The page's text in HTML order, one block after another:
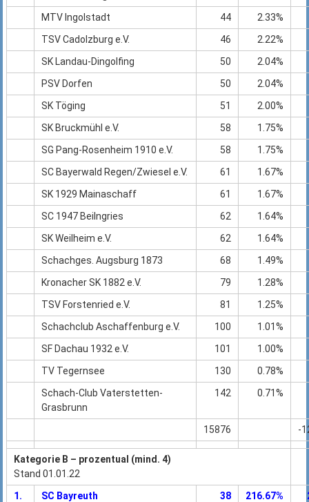
MTV Ingolstadt
44
2.33%
TSV Cadolzburg e.V.
46
2.22%
SK Landau-Dingolfing
50
2.04%
PSV Dorfen
50
2.04%
SK Töging
51
2.00%
SK Bruckmühl e.V.
58
1.75%
SG Pang-Rosenheim 1910 e.V.
58
1.75%
SC Bayerwald Regen/Zwiesel e.V.
61
1.67%
SK 1929 Mainaschaff
61
1.67%
SC 1947 Beilngries
62
1.64%
SK Weilheim e.V.
62
1.64%
Schachges. Augsburg 1873
68
1.49%
Kronacher SK 1882 e.V.
79
1.28%
TSV Forstenried e.V.
81
1.25%
Schachclub Aschaffenburg e.V.
100
1.01%
SF Dachau 1932 e.V.
101
1.00%
TV Tegernsee
130
0.78%
Schach-Club Vaterstetten-
Grasbrunn
142 0.71%
15876 -
Kategorie B – prozentual (mind. 4)
Stand 01.01.22
1.
SC Bayreuth 38 216.67%